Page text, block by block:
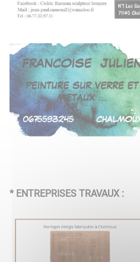
* ENTREPRISES TRAVAUX :